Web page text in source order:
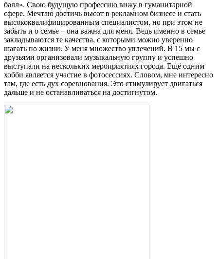
балл». Свою будущую профессию вижу в гуманитарной
сфере. Мечтаю достичь высот в рекламном бизнесе и стать
высококвалифицированным специалистом, но при этом не
забыть и о семье – она важна для меня. Ведь именно в семье
закладываются те качества, с которыми можно уверенно
шагать по жизни. У меня множество увлечений. В 15 мы с
друзьями организовали музыкальную группу и успешно
выступали на нескольких мероприятиях города. Ещё одним
хобби является участие в фотосессиях. Словом, мне интересно
там, где есть дух соревнования. Это стимулирует двигаться
дальше и не останавливаться на достигнутом.